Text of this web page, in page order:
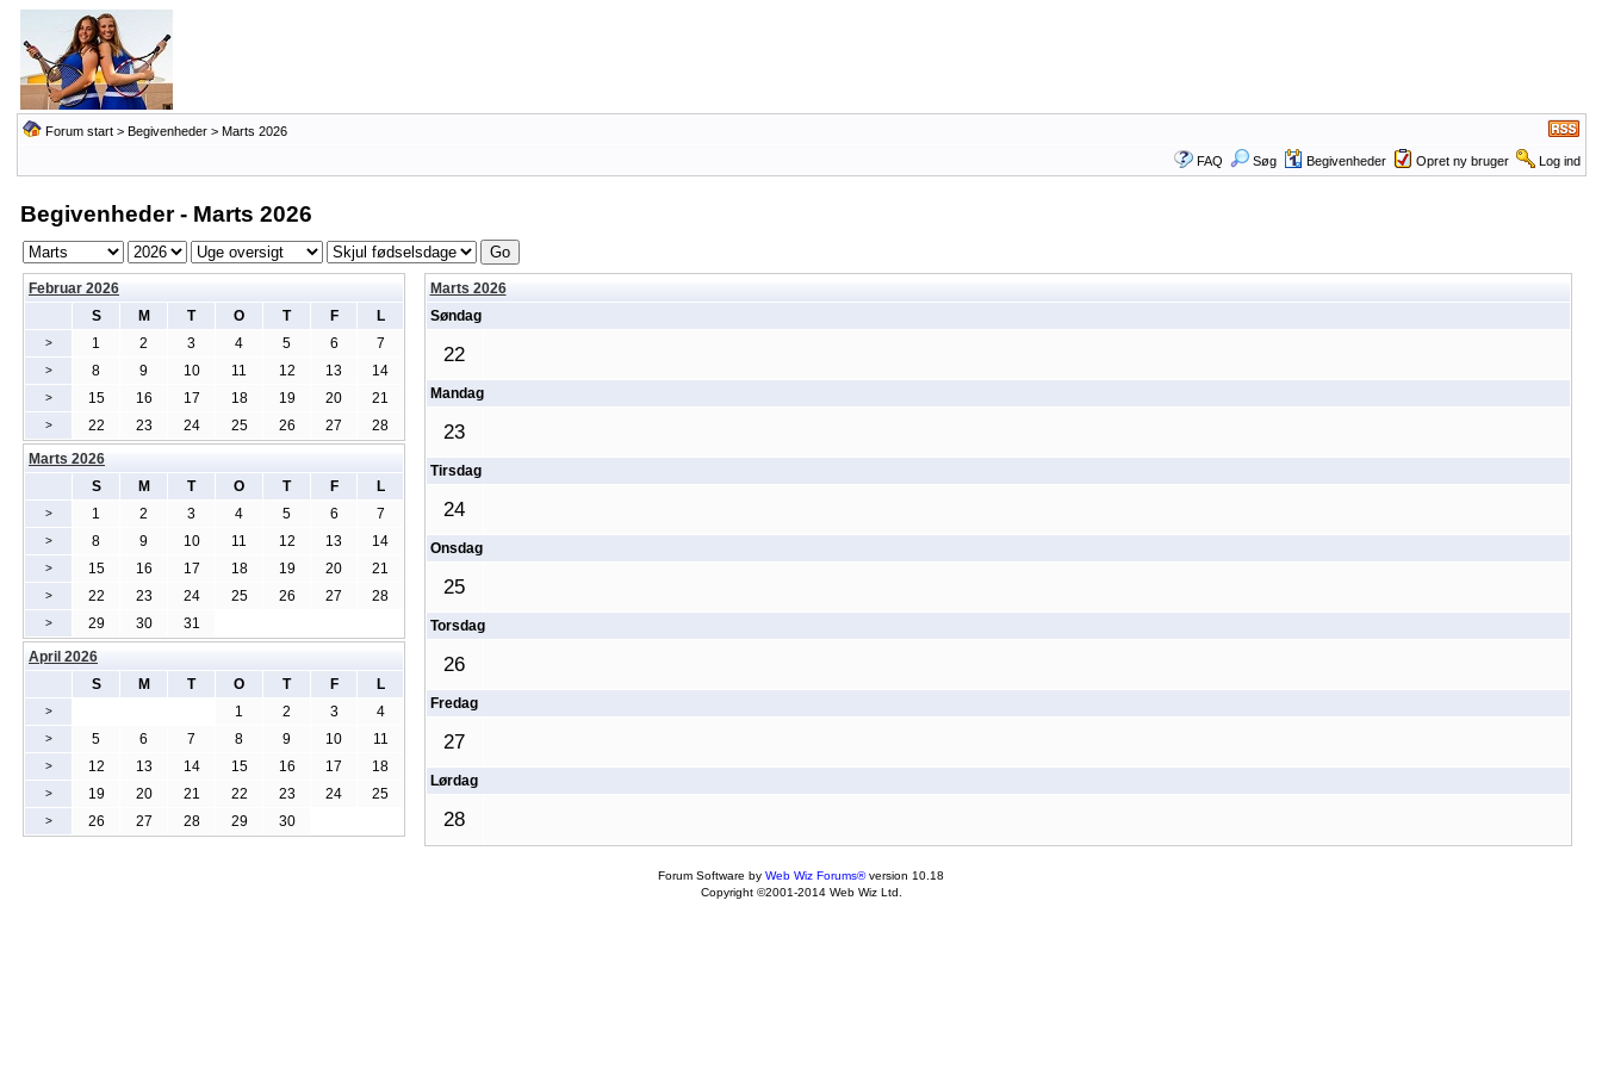
Forum start> Begivenheder> Marts 2026
FAQ Søg Begivenheder Opret ny bruger Log ind
Begivenheder - Marts 2026
Februar 2026
S
M T O T F L
> 1 2 3 4 5 6 7
> 8 9 10 11 12 13 14
> 15 16 17 18 19 20 21
> 22 23 24 25 26 27 28
Marts 2026
Søndag
22
Mandag
23
Tirsdag
24
Onsdag
25
Torsdag
26
Fredag
27
Lørdag
28
Marts 2026
S
M T O T F L
> 1 2 3 4 5 6 7
> 8 9 10 11 12 13 14
> 15 16 17 18 19 20 21
> 22 23 24 25 26 27 28
> 29 30
31
April 2026
S
M T O T F L
> 1 2 3 4
> 5 6 7 8 9 10 11
> 12 13 14 15 16 17 18
> 19 20 21 22 23 24 25
> 26 27 28 29 30
Forum Software by Web Wiz Forums®version 10.18
Copyright ©2001-2014 Web Wiz Ltd.